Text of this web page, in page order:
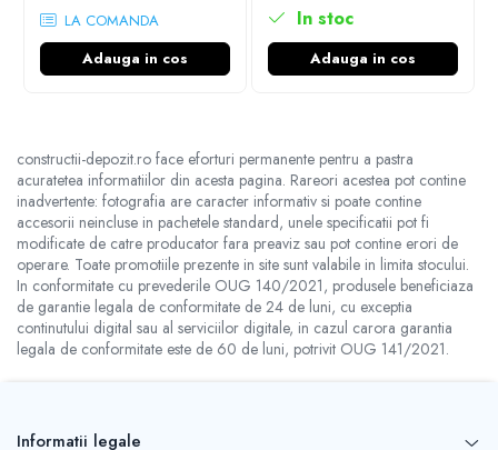
LA COMANDA
Adauga in cos
In stoc
Adauga in cos
constructii-depozit.ro face eforturi permanente pentru a pastra
acuratetea informatiilor din acesta pagina. Rareori acestea pot contine
inadvertente: fotografia are caracter informativ si poate contine
accesorii neincluse in pachetele standard, unele specificatii pot fi
modificate de catre producator fara preaviz sau pot contine erori de
operare. Toate promotiile prezente in site sunt valabile in limita stocului.
In conformitate cu prevederile OUG 140/2021, produsele beneficiaza
de garantie legala de conformitate de 24 de luni, cu exceptia
continutului digital sau al serviciilor digitale, in cazul carora garantia
legala de conformitate este de 60 de luni, potrivit OUG 141/2021.
Informatii legale